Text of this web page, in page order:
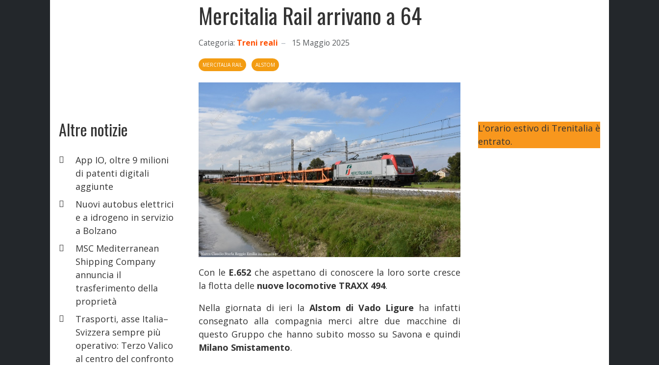
Altre notizie
App IO, oltre 9 milioni
di patenti digitali
aggiunte
Nuovi autobus elettrici
e a idrogeno in servizio
a Bolzano
MSC Mediterranean
Shipping Company
annuncia il
trasferimento della
proprietà
Trasporti, asse Italia–
Svizzera sempre più
operativo: Terzo Valico
al centro del confronto
Mercitalia Rail arrivano a 64
Categoria: Treni reali 15 Maggio 2025
MERCITALIA RAIL ALSTOM
Con le E.652 che aspettano di conoscere la loro sorte cresce
la flotta delle nuove locomotive TRAXX 494.
Nella giornata di ieri la Alstom di Vado Ligure ha infatti
consegnato alla compagnia merci altre due macchine di
questo Gruppo che hanno subito mosso su Savona e quindi
Milano Smistamento.
L'orario estivo di Trenitalia è
entrato.